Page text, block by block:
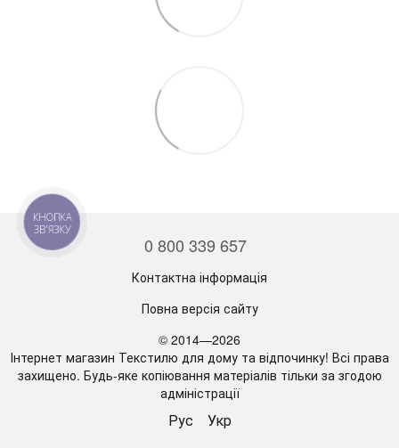
0 800 339 657
Контактна інформація
Повна версія сайту
© 2014—2026
Інтернет магазин Текстилю для дому та відпочинку! Всі права
захищено. Будь-яке копіювання матеріалів тільки за згодою
адміністрації
Рус Укр
КНОПКА
ЗВ'ЯЗКУ